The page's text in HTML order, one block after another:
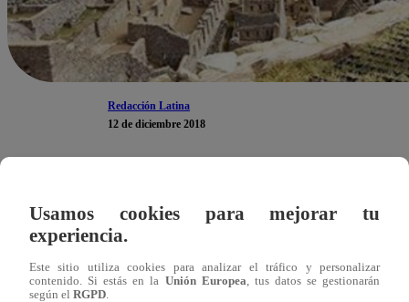
Redacción Latina
12 de diciembre 2018
17 años. La chica reality de nacionalidad argentina
Thelma Fardin confesara que el actor Juan Darthés la
Usamos cookies para mejorar tu
experiencia.
Este sitio utiliza cookies para analizar el tráfico y personalizar
contenido. Si estás en la Unión Europea , tus datos se gestionarán
según el RGPD